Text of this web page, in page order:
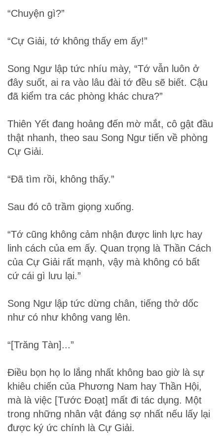
“Chuyện gì?”
“Cự Giải, tớ không thấy em ấy!”
Song Ngư lập tức nhíu mày, “Tớ vẫn luôn ở
đây suốt, ai ra vào lâu đài tớ đều sẽ biết. Cậu
đã kiểm tra các phòng khác chưa?”
Thiên Yết đang hoảng đến mờ mắt, cô gật đầu
thật nhanh, theo sau Song Ngư tiến về phòng
Cự Giải.
“Đã tìm rồi, không thấy.”
Sau đó cô trầm giọng xuống.
“Tớ cũng không cảm nhận được linh lực hay
linh cách của em ấy. Quan trọng là Thần Cách
của Cự Giải rất mạnh, vậy mà không có bất
cứ cái gì lưu lại.”
Song Ngư lập tức dừng chân, tiếng thở dốc
như có như không vang lên.
“[Trăng Tàn]...”
Điều bọn họ lo lắng nhất không bao giờ là sự
khiêu chiến của Phương Nam hay Thần Hội,
mà là việc [Tước Đoạt] mất đi tác dụng. Một
trong những nhân vật đáng sợ nhất nếu lấy lại
được ký ức chính là Cự Giải.